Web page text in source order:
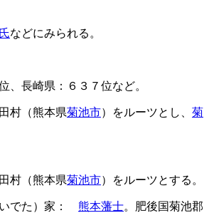
などにみられる。
長崎県：６３７位など。
村（熊本県菊池市）をルーツとし、 菊
村（熊本県菊池市）をルーツとする。
でた）家： 熊本藩士。肥後国菊池郡